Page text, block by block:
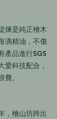
煉是純正檜木
滴精油，不傷
產品進行SGS
愛科技配合，
。
，檜山坊跨出